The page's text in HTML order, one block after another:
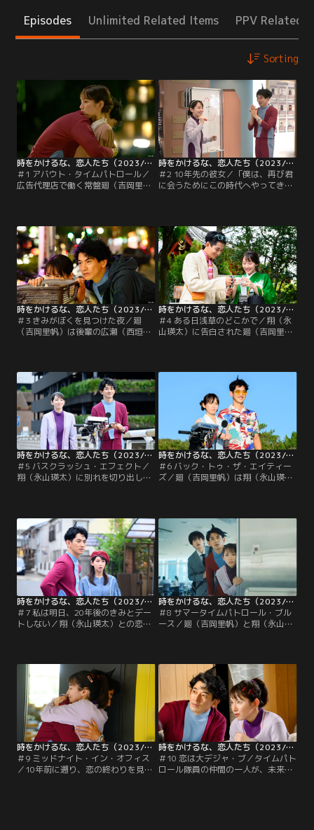
Episodes Unlimited Related Items PPV Related
Sorting
時をかけるな、恋人たち（2023/10/10放送分）第01話
＃1 アバウト・タイムパトロール／
広告代理店で働く常盤廻（吉岡里
いていた後輩・広瀬航（西垣匠）に
も思いを告げられず、ヤケ酒で
涙…。そんな廻が、未来からやって
きたタイムパトロール隊員・井浦翔
（永山瑛太）と出会い、特命を受け
て一緒に…。
時をかけるな、恋人たち（2023/10/17放送分）第02話
＃2 10年先の彼女／「僕は、再び君
に会うためにこの時代へやってき
ため廻の記憶を消したことを打ち明
ける。感極まる翔だったが、まった
く身に覚えがない廻はそんな翔を軽
くあしらう。一方で、次の違法トラ
ベラーが発見される。
時をかけるな、恋人たち（2023/10/24放送分）第03話
＃3 きみがぼくを見つけた夜／廻
（吉岡里帆）は後輩の広瀬（西垣
気持ちを聞かなかったことにする。
すると翌日、偶然初恋相手の諸星
（ニシダ・ラランド）と再会した
廻。諸星も廻が初恋だったといい、
食事に誘われた廻は急なモテ期に戸
惑う。
時をかけるな、恋人たち（2023/10/31放送分）第04話
＃4 ある日浅草のどこかで／翔（永
山瑛太）に告白された廻（吉岡里
いる自分に気づく。そんななか、池
浦トシ（田村健太郎）という長期滞
在の違法タイムトラベラーが発見さ
れる。令和で注目度急上昇中のお笑
いコンビを…。
時をかけるな、恋人たち（2023/11/07放送分）第05話
＃5 バスクラッシュ・エフェクト／
翔（永山瑛太）に別れを切り出した
廻（吉岡里帆）のもとに、広瀬（西
になれない。一方、翔も2人で生き
ていく方法を模索するが、廻は翔の
言葉に耳を貸そうとしない。パトロ
ール基地には30年後からやってきた
初老の男性・矢野健也（今野浩喜）
が連行されてくる。
時をかけるな、恋人たち（2023/11/14放送分）第06話
＃6 バック・トゥ・ザ・エイティー
ズ／廻（吉岡里帆）は翔（永山瑛
2人は80年代を満喫して大はしゃ
ぎ。するとそこへ、天野（伊藤万理
華）が怒鳴り込んできて2023年に帰
ろうと促す。探していた答えを見つ
けられないまま帰るわけにはいかな
い2人が…。
時をかけるな、恋人たち（2023/11/21放送分）第07話
＃7 私は明日、20年後のきみとデー
トしない／翔（永山瑛太）との恋の
ないかと考える。そこで、確証を得
るため2003年に向かった2人は、初
恋相手の諸星（柊木陽太）にラブレ
ターを渡せず泣いている小学生の廻
（稲垣来泉）の元へ。
時をかけるな、恋人たち（2023/11/28放送分）第08話
＃8 サマータイムパトロール・ブル
ース／廻（吉岡里帆）と翔（永山瑛
まで猶予を稼げば2人が一緒になれ
るかもしれないと語る。そのために
は、時間犯罪者を捕まえて昇進する
ことが急務。
時をかけるな、恋人たち（2023/12/05放送分）第09話
＃9 ミッドナイト・イン・オフィス
／10年前に遡り、恋の終わりを見届
時をかけるな、恋人たち（2023/12/12放送分）第10話
＃10 恋は大デジャ・ブ／タイムパト
ロール隊員の仲間の一人が、未来の